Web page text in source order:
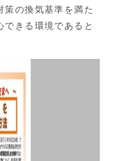
の換気基準を満た
できる環境であると